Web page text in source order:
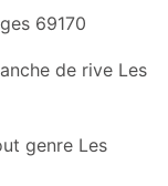
69170
de rive Les
genre Les